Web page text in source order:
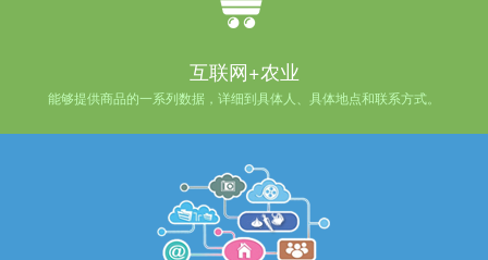
互联网+农业
能够提供商品的一系列数据，详细到具体人、具体地点和联系方式。